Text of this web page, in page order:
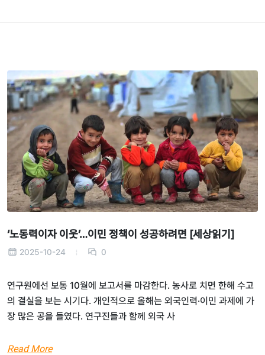
‘노동력이자 이웃’…이민 정책이 성공하려면 [세상읽기]
2025-10-24 0
연구원에선 보통 10월에 보고서를 마감한다. 농사로 치면 한해 수고
의 결실을 보는 시기다. 개인적으로 올해는 외국인력·이민 과제에 가
장 많은 공을 들였다. 연구진들과 함께 외국 사
Read More